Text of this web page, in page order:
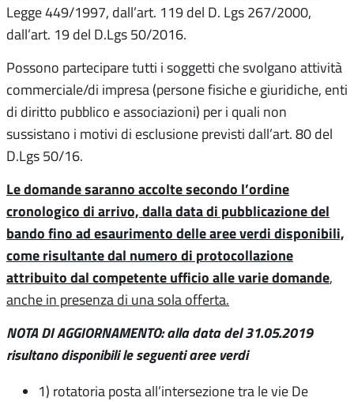
Legge 449/1997, dall’art. 119 del D. Lgs 267/2000,
dall’art. 19 del D.Lgs 50/2016.
Possono partecipare tutti i soggetti che svolgano attività
commerciale/di impresa (persone fisiche e giuridiche, enti
di diritto pubblico e associazioni) per i quali non
sussistano i motivi di esclusione previsti dall’art. 80 del
D.Lgs 50/16.
Le domande saranno accolte secondo l’ordine
cronologico di arrivo, dalla data di pubblicazione del
bando fino ad esaurimento delle aree verdi disponibili,
come risultante dal numero di protocollazione
attribuito dal competente ufficio alle varie domande,
anche in presenza di una sola offerta.
NOTA DI AGGIORNAMENTO: alla data del 31.05.2019
risultano disponibili le seguenti aree verdi
1) rotatoria posta all’intersezione tra le vie De